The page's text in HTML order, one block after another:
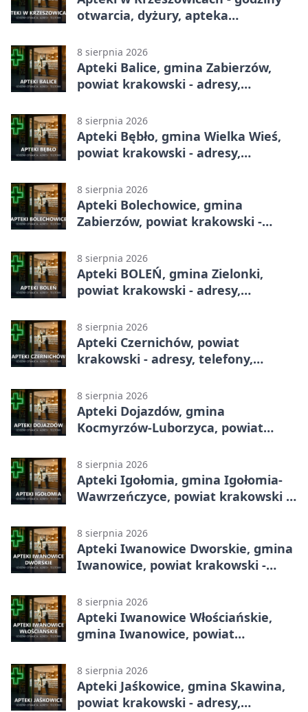
otwarcia, dyżury, apteka
8 sierpnia 2026
Apteki Balice, gmina Zabierzów,
powiat krakowski - adresy,
8 sierpnia 2026
Apteki Bębło, gmina Wielka Wieś,
powiat krakowski - adresy,
8 sierpnia 2026
Apteki Bolechowice, gmina
Zabierzów, powiat krakowski -
8 sierpnia 2026
Apteki BOLEŃ, gmina Zielonki,
powiat krakowski - adresy,
8 sierpnia 2026
Apteki Czernichów, powiat
krakowski - adresy, telefony,
8 sierpnia 2026
Apteki Dojazdów, gmina
Kocmyrzów-Luborzyca, powiat
godziny otwarcia
8 sierpnia 2026
Apteki Igołomia, gmina Igołomia-
Wawrzeńczyce, powiat krakowski -
8 sierpnia 2026
Apteki Iwanowice Dworskie, gmina
Iwanowice, powiat krakowski -
8 sierpnia 2026
Apteki Iwanowice Włościańskie,
gmina Iwanowice, powiat
godziny otwarcia
8 sierpnia 2026
Apteki Jaśkowice, gmina Skawina,
powiat krakowski - adresy,